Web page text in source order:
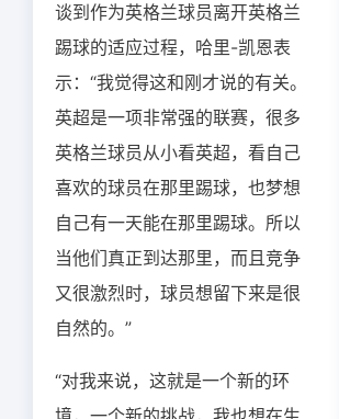
谈到作为英格兰球员离开英格兰
踢球的适应过程，哈里-凯恩表
示：“我觉得这和刚才说的有关。
英超是一项非常强的联赛，很多
英格兰球员从小看英超，看自己
喜欢的球员在那里踢球，也梦想
自己有一天能在那里踢球。所以
当他们真正到达那里，而且竞争
又很激烈时，球员想留下来是很
自然的。”
“对我来说，这就是一个新的环